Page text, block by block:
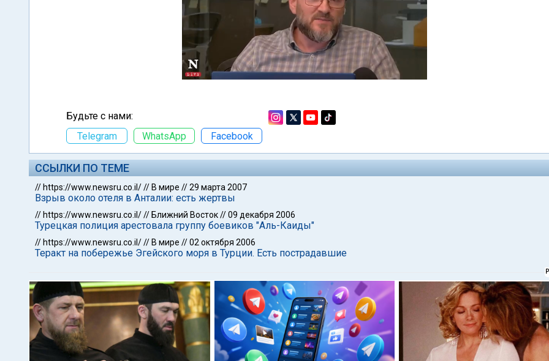
Будьте с нами:
Telegram
WhatsApp Facebook
ССЫЛКИ ПО ТЕМЕ
// https://www.newsru.co.il/// В мире //29 марта 2007
Взрыв около отеля в Анталии: есть жертвы
// https://www.newsru.co.il/// Ближний Восток//09 декабря 2006
Турецкая полиция арестовала группу боевиков "Аль-Каиды"
// https://www.newsru.co.il/// В мире //02 октября 2006
Теракт на побережье Эгейского моря в Турции. Есть пострадавшие